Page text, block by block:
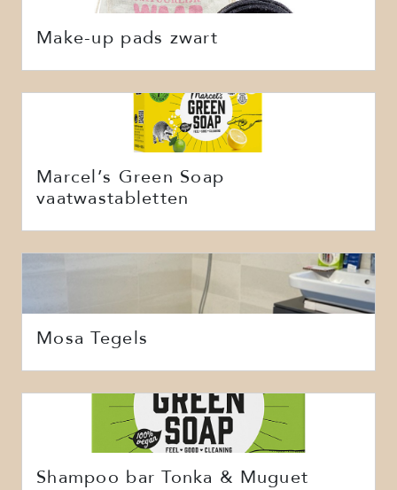
Make-up pads zwart
Marcel’s Green Soap
vaatwastabletten
Mosa Tegels
Shampoo bar Tonka & Muguet